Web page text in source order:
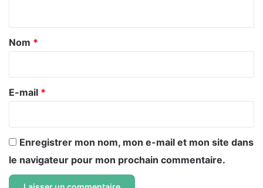
a
r
e
Nom *
E-mail *
Enregistrer mon nom, mon e-mail et mon site dans
le navigateur pour mon prochain commentaire.